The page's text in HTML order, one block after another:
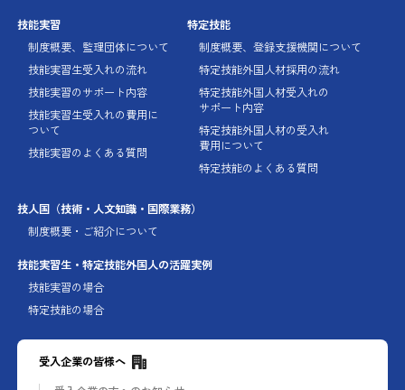
技能実習
制度概要、監理団体について
技能実習生受入れの流れ
技能実習のサポート内容
技能実習生受入れの費用に
ついて
技能実習のよくある質問
特定技能
制度概要、登録支援機関について
特定技能外国人材採用の流れ
特定技能外国人材受入れの
サポート内容
特定技能外国人材の受入れ
費用について
特定技能のよくある質問
技人国 （技術・人文知識・国際業務）
制度概要・ご紹介について
技能実習生・特定技能外国人の活躍実例
技能実習の場合
特定技能の場合
受入企業の皆様へ